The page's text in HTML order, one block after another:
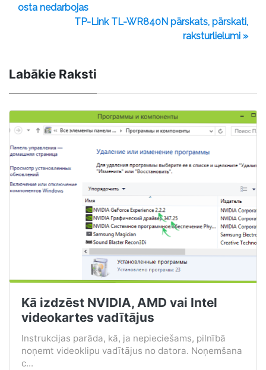
osta nedarbojas
TP-Link TL-WR840N pārskats, pārskati,
raksturlielumi »
Labākie Raksti
Kā izdzēst NVIDIA, AMD vai Intel
videokartes vadītājus
Instrukcijas parāda, kā, ja nepieciešams, pilnībā
noņemt videoklipu vadītājus no datora. Noņemšana
c...